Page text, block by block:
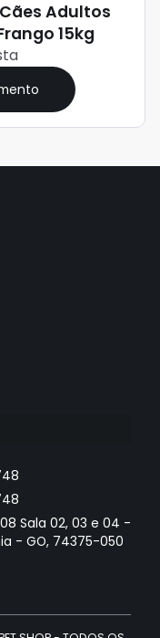
Adultos
15kg
08 Sala 02, 03 e 04 -
- GO, 74375-050